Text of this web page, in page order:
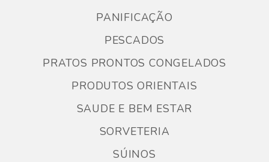
PANIFICAÇÃO
PESCADOS
PRATOS PRONTOS CONGELADOS
PRODUTOS ORIENTAIS
SAUDE E BEM ESTAR
SORVETERIA
SÚINOS